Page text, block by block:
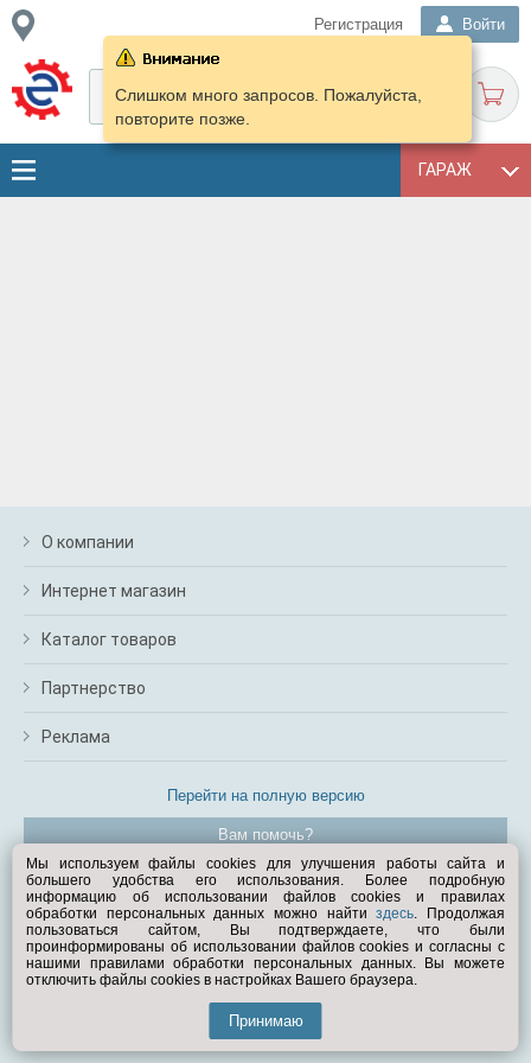
Регистрация Войти
ГАРАЖ
Слишком много запросов. Пожалуйста,
повторите позже.
О компании
Интернет магазин
Каталог товаров
Партнерство
Реклама
Перейти на полную версию
Вам помочь?
© Exist.ru 1998—2026
Мы используем файлы cookies для улучшения работы сайта и
большего удобства его использования. Более подробную
информацию об использовании файлов cookies и правилах
обработки персональных данных можно найтиздесь. Продолжая
пользоваться сайтом, Вы подтверждаете, что были
проинформированы об использовании файлов cookies и согласны с
нашими правилами обработки персональных данных. Вы можете
отключить файлы cookies в настройках Вашего браузера.
Принимаю